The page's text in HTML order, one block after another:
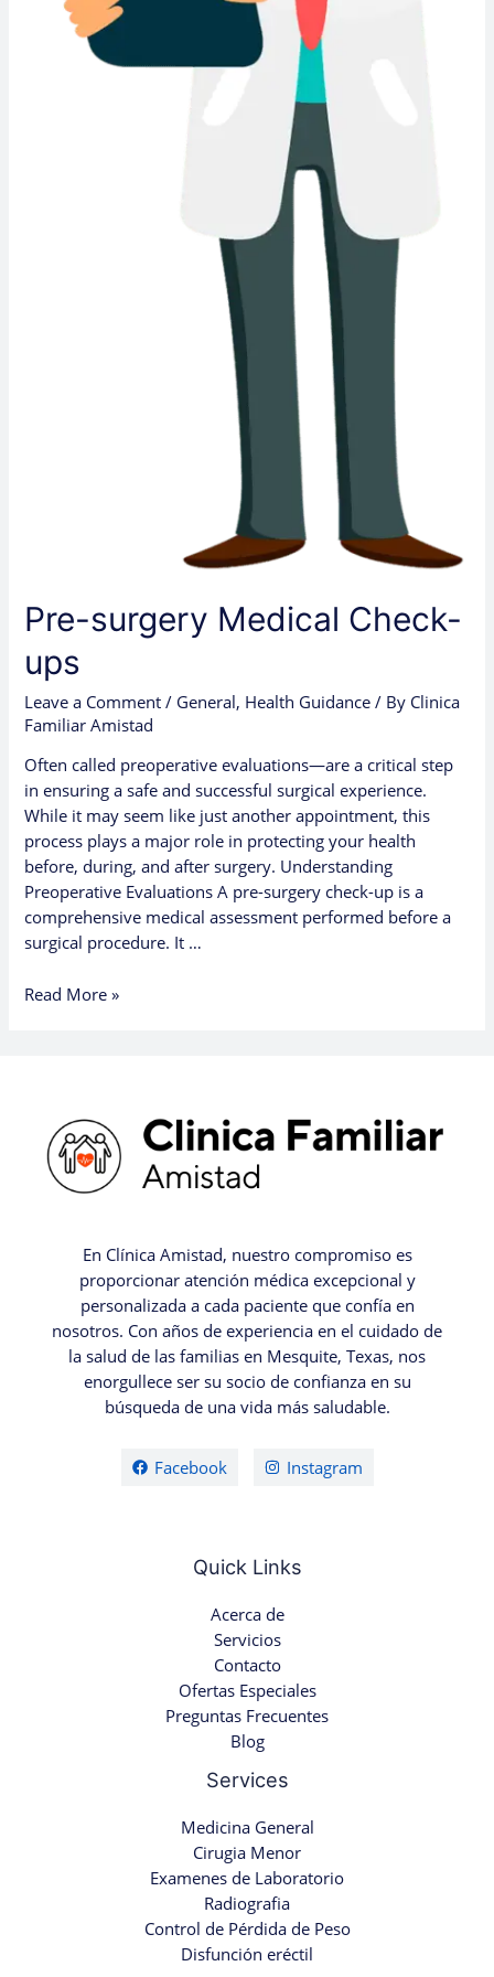
Pre-surgery Medical Check-
ups
Leave a Comment / General, Health Guidance / By Clinica
Familiar Amistad
Often called preoperative evaluations—are a critical step
in ensuring a safe and successful surgical experience.
While it may seem like just another appointment, this
process plays a major role in protecting your health
before, during, and after surgery. Understanding
Preoperative Evaluations A pre-surgery check-up is a
comprehensive medical assessment performed before a
surgical procedure. It …
Read More »
En Clínica Amistad, nuestro compromiso es
proporcionar atención médica excepcional y
personalizada a cada paciente que confía en
nosotros. Con años de experiencia en el cuidado de
la salud de las familias en Mesquite, Texas, nos
enorgullece ser su socio de confianza en su
búsqueda de una vida más saludable.
Facebook Instagram
Quick Links
Acerca de
Servicios
Contacto
Ofertas Especiales
Preguntas Frecuentes
Blog
Services
Medicina General
Cirugia Menor
Examenes de Laboratorio
Radiografia
Control de Pérdida de Peso
Disfunción eréctil